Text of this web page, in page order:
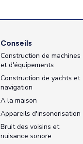
Conseils
Construction de machines
et d'équipements
Construction de yachts et
navigation
A la maison
Appareils d'insonorisation
Bruit des voisins et
nuisance sonore